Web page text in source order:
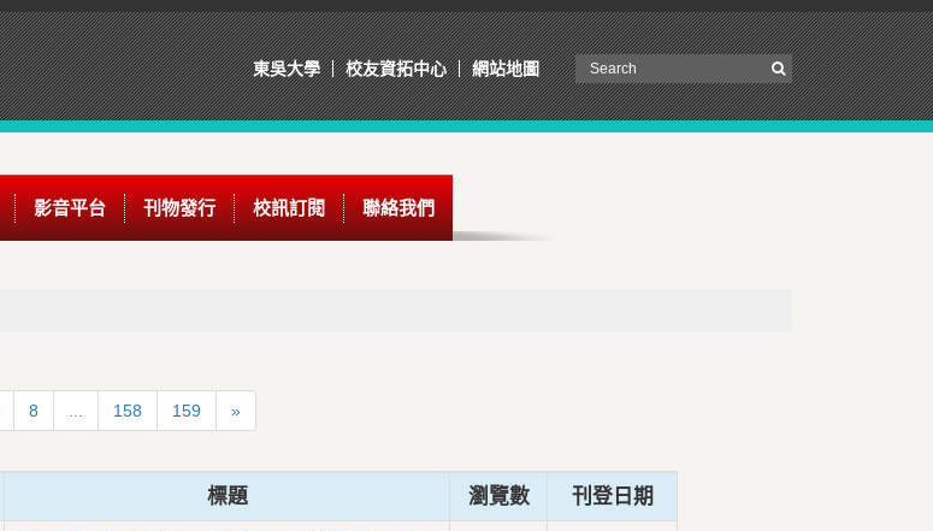
東吳大學 校友資拓中心 網站地圖
影音平台 刊物發行 校訊訂閱 聯絡我們
8 158 159 »
標題 瀏覽數 刊登日期